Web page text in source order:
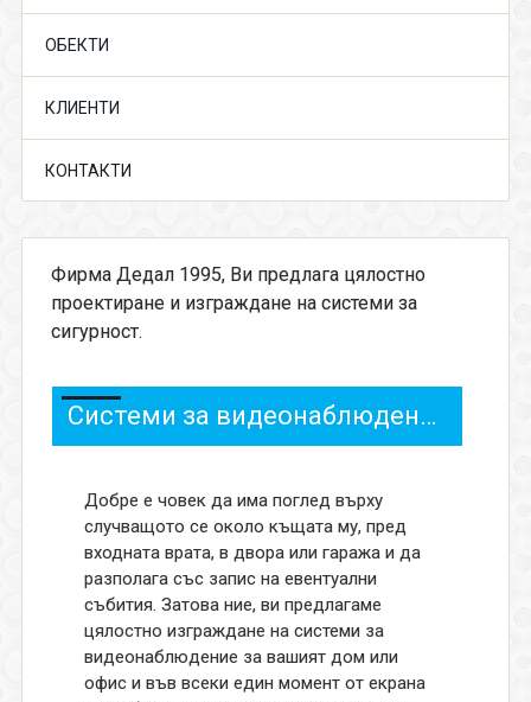
ОБЕКТИ
КЛИЕНТИ
КОНТАКТИ
Фирма Дедал 1995, Ви предлага цялостно
проектиране и изграждане на системи за
сигурност.
Системи за видеонаблюдение
Добре е човек да има поглед върху
случващото се около къщата му, пред
входната врата, в двора или гаража и да
разполага със запис на евентуални
събития. Затова ние, ви предлагаме
цялостно изграждане на системи за
видеонаблюдение за вашият дом или
офис и във всеки един момент от екрана